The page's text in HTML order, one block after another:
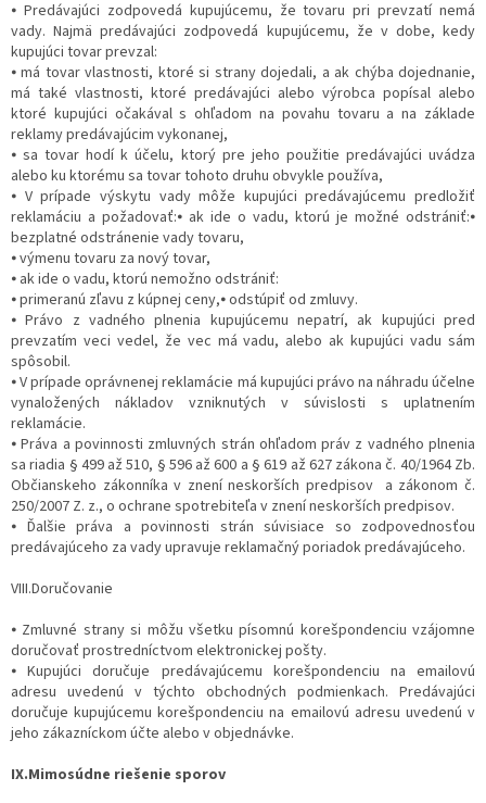
⦁ Predávajúci zodpovedá kupujúcemu, že tovaru pri prevzatí nemá
vady. Najmä predávajúci zodpovedá kupujúcemu, že v dobe, kedy
kupujúci tovar prevzal:
⦁ má tovar vlastnosti, ktoré si strany dojedali, a ak chýba dojednanie,
má také vlastnosti, ktoré predávajúci alebo výrobca popísal alebo
ktoré kupujúci očakával s ohľadom na povahu tovaru a na základe
reklamy predávajúcim vykonanej,
⦁ sa tovar hodí k účelu, ktorý pre jeho použitie predávajúci uvádza
alebo ku ktorému sa tovar tohoto druhu obvykle používa,
⦁ V prípade výskytu vady môže kupujúci predávajúcemu predložiť
reklamáciu a požadovať:⦁ ak ide o vadu, ktorú je možné odstrániť:⦁
bezplatné odstránenie vady tovaru,
⦁ výmenu tovaru za nový tovar,
⦁ ak ide o vadu, ktorú nemožno odstrániť:
⦁ primeranú zľavu z kúpnej ceny,⦁ odstúpiť od zmluvy.
⦁ Právo z vadného plnenia kupujúcemu nepatrí, ak kupujúci pred
prevzatím veci vedel, že vec má vadu, alebo ak kupujúci vadu sám
spôsobil.
⦁ V prípade oprávnenej reklamácie má kupujúci právo na náhradu účelne
vynaložených nákladov vzniknutých v súvislosti s uplatnením
reklamácie.
⦁ Práva a povinnosti zmluvných strán ohľadom práv z vadného plnenia
sa riadia § 499 až 510, § 596 až 600 a § 619 až 627 zákona č. 40/1964 Zb.
Občianskeho zákonníka v znení neskorších predpisov a zákonom č.
250/2007 Z. z., o ochrane spotrebiteľa v znení neskorších predpisov.
⦁ Ďalšie práva a povinnosti strán súvisiace so zodpovednosťou
predávajúceho za vady upravuje reklamačný poriadok predávajúceho.
VIII.Doručovanie
⦁ Zmluvné strany si môžu všetku písomnú korešpondenciu vzájomne
doručovať prostredníctvom elektronickej pošty.
⦁ Kupujúci doručuje predávajúcemu korešpondenciu na emailovú
adresu uvedenú v týchto obchodných podmienkach. Predávajúci
doručuje kupujúcemu korešpondenciu na emailovú adresu uvedenú v
jeho zákazníckom účte alebo v objednávke.
IX.Mimosúdne riešenie sporov